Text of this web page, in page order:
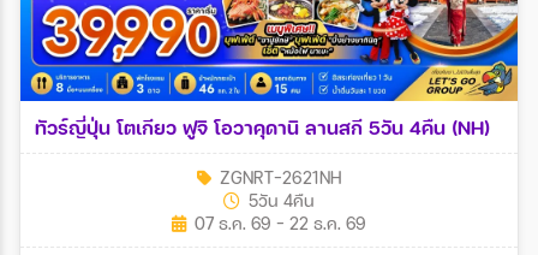
ทัวร์ญี่ปุ่น โตเกียว ฟูจิ โอวาคุดานิ ลานสกี 5วัน 4คืน (NH)
ZGNRT-2621NH
5วัน 4คืน
07 ธ.ค. 69 - 22 ธ.ค. 69